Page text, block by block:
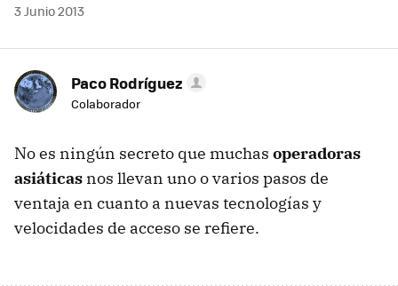
3 Junio 2013
Paco Rodríguez
Colaborador
No es ningún secreto que muchas operadoras
asiáticas nos llevan uno o varios pasos de
ventaja en cuanto a nuevas tecnologías y
velocidades de acceso se refiere.